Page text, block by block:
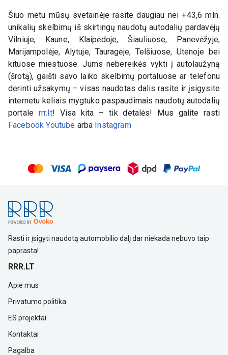
Šiuo metu mūsų svetainėje rasite daugiau nei +43,6 mln.
unikalių skelbimų iš skirtingų naudotų autodalių pardavėjų
Vilniuje, Kaune, Klaipėdoje, Šiauliuose, Panevėžyje,
Marijampolėje, Alytuje, Tauragėje, Telšiuose, Utenoje bei
kituose miestuose. Jums nebereikės vykti į autolaužyną
(šrotą), gaišti savo laiko skelbimų portaluose ar telefonu
derinti užsakymų – visas naudotas dalis rasite ir įsigysite
internetu keliais mygtuko paspaudimais naudotų autodalių
portale rrr.lt! Visa kita – tik detalės! Mus galite rasti
Facebook Youtube arba Instagram
Rasti ir įsigyti naudotą automobilio dalį dar niekada nebuvo taip
paprasta!
RRR.LT
Apie mus
Privatumo politika
ES projektai
Kontaktai
Pagalba